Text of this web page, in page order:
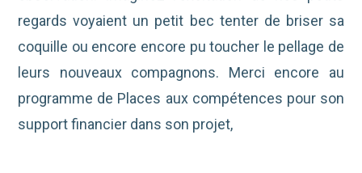
regards voyaient un petit bec tenter de briser sa
coquille ou encore encore pu toucher le pellage de
leurs nouveaux compagnons. Merci encore au
programme de Places aux compétences pour son
support financier dans son projet,